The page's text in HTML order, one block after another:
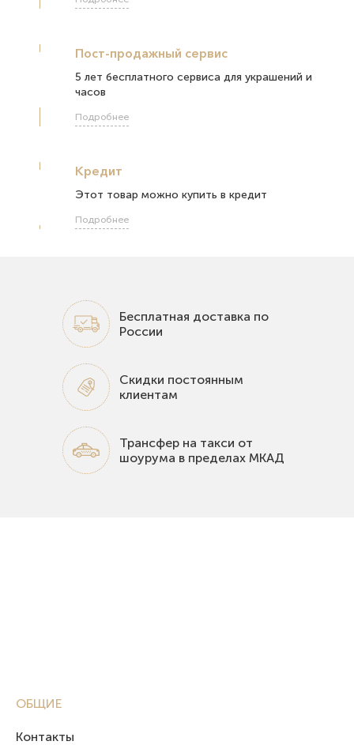
Пост-продажный сервис
5 лет бесплатного сервиса для украшений и
часов
Подробнее
Кредит
Этот товар можно купить в кредит
Подробнее
Бесплатная доставка по
России
Скидки постоянным
клиентам
Трансфер на такси от
шоурума в пределах МКАД
ОБЩИЕ
Контакты